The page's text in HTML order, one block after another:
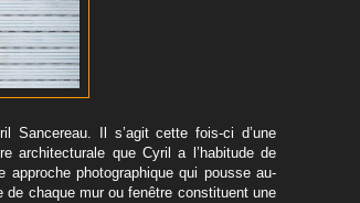
Sancereau. Il s’agit cette fois-ci d’une
architecturale que Cyril a l’habitude de
photographique qui pousse au-
chaque mur ou fenêtre constituent une